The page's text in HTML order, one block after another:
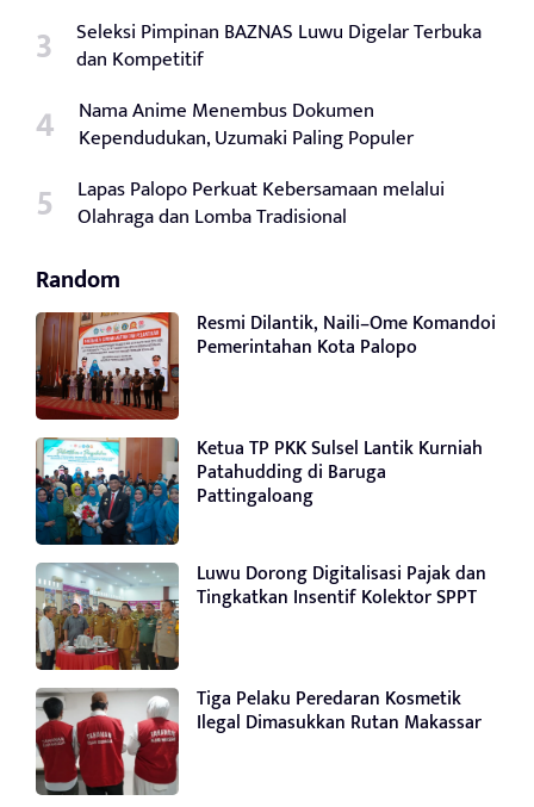
Seleksi Pimpinan BAZNAS Luwu Digelar Terbuka
dan Kompetitif
Nama Anime Menembus Dokumen
Kependudukan, Uzumaki Paling Populer
Lapas Palopo Perkuat Kebersamaan melalui
Olahraga dan Lomba Tradisional
Random
Resmi Dilantik, Naili–Ome Komandoi
Pemerintahan Kota Palopo
Ketua TP PKK Sulsel Lantik Kurniah
Patahudding di Baruga
Pattingaloang
Luwu Dorong Digitalisasi Pajak dan
Tingkatkan Insentif Kolektor SPPT
Tiga Pelaku Peredaran Kosmetik
Ilegal Dimasukkan Rutan Makassar